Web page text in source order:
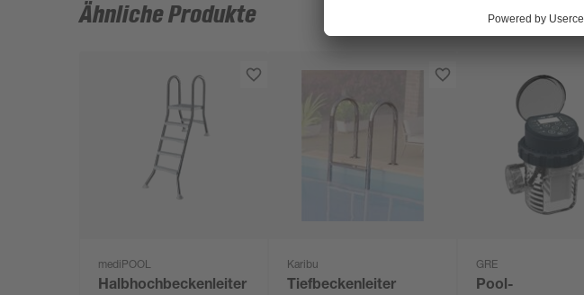
Ähnliche Produkte
mediPOOL
Halbhochbeckenleiter
Karibu
Tiefbeckenleiter
GRE
Pool-